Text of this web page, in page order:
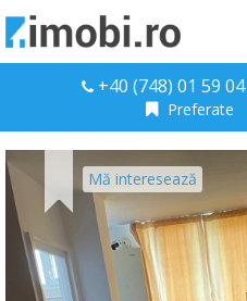
+40 (748) 01 59 04
Preferate
Mă interesează